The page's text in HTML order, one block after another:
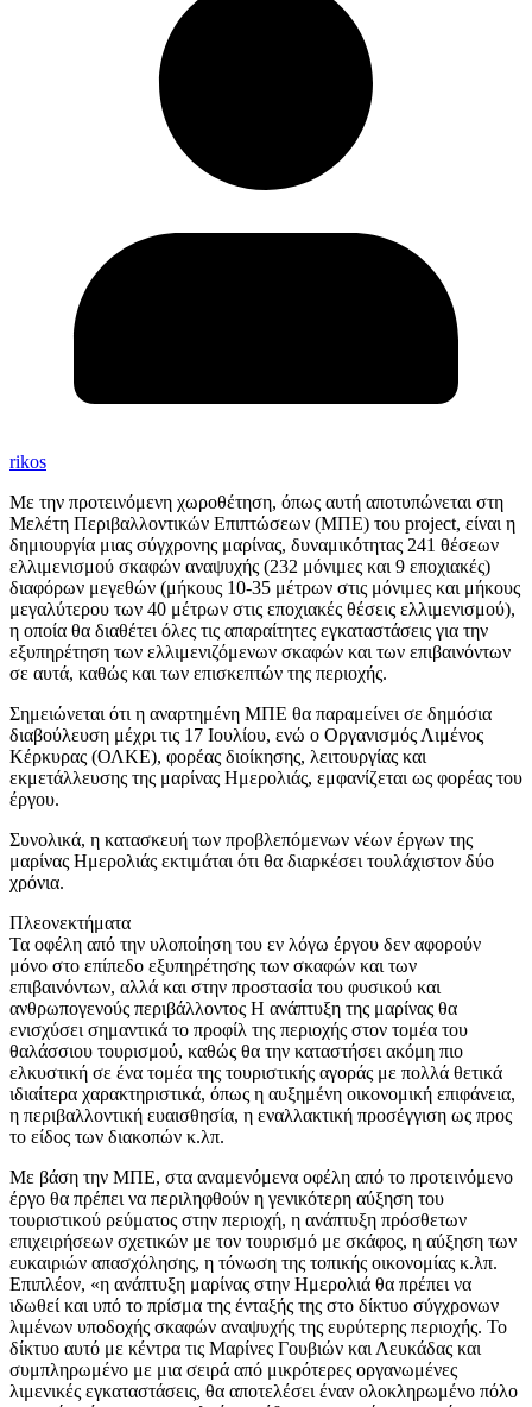
rikos
Με την προτεινόμενη χωροθέτηση, όπως αυτή αποτυπώνεται στη
Μελέτη Περιβαλλοντικών Επιπτώσεων (ΜΠΕ) του project, είναι η
δημιουργία μιας σύγχρονης μαρίνας, δυναμικότητας 241 θέσεων
ελλιμενισμού σκαφών αναψυχής (232 μόνιμες και 9 εποχιακές)
διαφόρων μεγεθών (μήκους 10-35 μέτρων στις μόνιμες και μήκους
μεγαλύτερου των 40 μέτρων στις εποχιακές θέσεις ελλιμενισμού),
η οποία θα διαθέτει όλες τις απαραίτητες εγκαταστάσεις για την
εξυπηρέτηση των ελλιμενιζόμενων σκαφών και των επιβαινόντων
σε αυτά, καθώς και των επισκεπτών της περιοχής.
Σημειώνεται ότι η αναρτημένη ΜΠΕ θα παραμείνει σε δημόσια
διαβούλευση μέχρι τις 17 Ιουλίου, ενώ ο Οργανισμός Λιμένος
Κέρκυρας (ΟΛΚΕ), φορέας διοίκησης, λειτουργίας και
εκμετάλλευσης της μαρίνας Ημερολιάς, εμφανίζεται ως φορέας του
έργου.
Συνολικά, η κατασκευή των προβλεπόμενων νέων έργων της
μαρίνας Ημερολιάς εκτιμάται ότι θα διαρκέσει τουλάχιστον δύο
χρόνια.
Πλεονεκτήματα
Τα οφέλη από την υλοποίηση του εν λόγω έργου δεν αφορούν
μόνο στο επίπεδο εξυπηρέτησης των σκαφών και των
επιβαινόντων, αλλά και στην προστασία του φυσικού και
ανθρωπογενούς περιβάλλοντος Η ανάπτυξη της μαρίνας θα
ενισχύσει σημαντικά το προφίλ της περιοχής στον τομέα του
θαλάσσιου τουρισμού, καθώς θα την καταστήσει ακόμη πιο
ελκυστική σε ένα τομέα της τουριστικής αγοράς με πολλά θετικά
ιδιαίτερα χαρακτηριστικά, όπως η αυξημένη οικονομική επιφάνεια,
η περιβαλλοντική ευαισθησία, η εναλλακτική προσέγγιση ως προς
το είδος των διακοπών κ.λπ.
Με βάση την ΜΠΕ, στα αναμενόμενα οφέλη από το προτεινόμενο
έργο θα πρέπει να περιληφθούν η γενικότερη αύξηση του
τουριστικού ρεύματος στην περιοχή, η ανάπτυξη πρόσθετων
επιχειρήσεων σχετικών με τον τουρισμό με σκάφος, η αύξηση των
ευκαιριών απασχόλησης, η τόνωση της τοπικής οικονομίας κ.λπ.
Επιπλέον, «η ανάπτυξη μαρίνας στην Ημερολιά θα πρέπει να
ιδωθεί και υπό το πρίσμα της ένταξής της στο δίκτυο σύγχρονων
λιμένων υποδοχής σκαφών αναψυχής της ευρύτερης περιοχής. Το
δίκτυο αυτό με κέντρα τις Μαρίνες Γουβιών και Λευκάδας και
συμπληρωμένο με μια σειρά από μικρότερες οργανωμένες
λιμενικές εγκαταστάσεις, θα αποτελέσει έναν ολοκληρωμένο πόλο